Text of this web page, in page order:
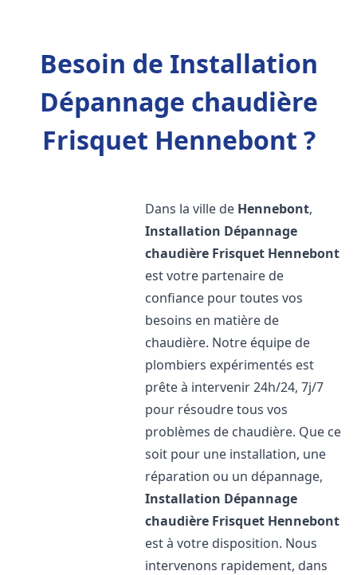
Besoin de Installation
Dépannage chaudière
Frisquet Hennebont ?
Dans la ville de Hennebont,
Installation Dépannage
chaudière Frisquet Hennebont
est votre partenaire de
confiance pour toutes vos
besoins en matière de
chaudière. Notre équipe de
plombiers expérimentés est
prête à intervenir 24h/24, 7j/7
pour résoudre tous vos
problèmes de chaudière. Que ce
soit pour une installation, une
réparation ou un dépannage,
Installation Dépannage
chaudière Frisquet Hennebont
est à votre disposition. Nous
intervenons rapidement, dans